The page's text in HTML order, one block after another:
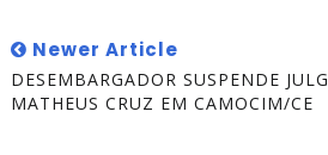
Newer Article
DESEMBARGADOR SUSPENDE
MATHEUS CRUZ EM CAMOCIM/CE